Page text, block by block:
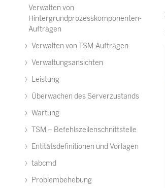
Verwalten von
Hintergrundprozesskomponenten-
Aufträgen
Verwalten von TSM-Aufträgen
Verwaltungsansichten
Leistung
Überwachen des Serverzustands
Wartung
TSM – Befehlszeilenschnittstelle
Entitätsdefinitionen und Vorlagen
tabcmd
Problembehebung